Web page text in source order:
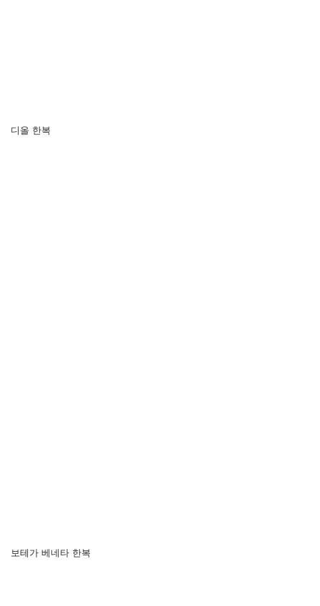
디올 한복
보테가 베네타 한복